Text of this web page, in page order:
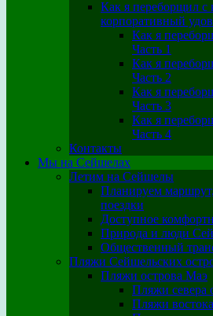
Как я переборщил с
корпоративный
Как я
Часть 1
Как я
Часть 2
Как я
Часть 3
Как я
Часть 4
Контакты
Мы на Сейшелах
Летим на Сейшелы
Планируем
поездки
Доступное
Природа и люди
Общественный
Пляжи Сейшельских
Пляжи острова Маэ
Пляжи севера
Пляжи